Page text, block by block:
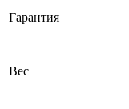
Гарантия
Вес